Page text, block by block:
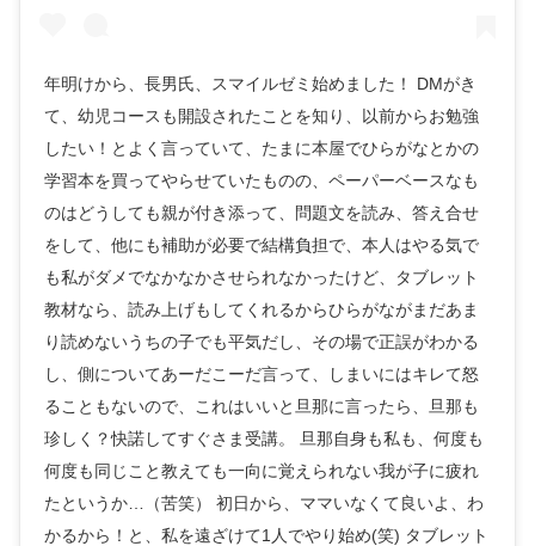
年明けから、長男氏、スマイルゼミ始めました！ DMがき
て、幼児コースも開設されたことを知り、以前からお勉強
したい！とよく言っていて、たまに本屋でひらがなとかの
学習本を買ってやらせていたものの、ペーパーベースなも
のはどうしても親が付き添って、問題文を読み、答え合せ
をして、他にも補助が必要で結構負担で、本人はやる気で
も私がダメでなかなかさせられなかったけど、タブレット
教材なら、読み上げもしてくれるからひらがながまだあま
り読めないうちの子でも平気だし、その場で正誤がわかる
し、側についてあーだこーだ言って、しまいにはキレて怒
ることもないので、これはいいと旦那に言ったら、旦那も
珍しく？快諾してすぐさま受講。 旦那自身も私も、何度も
何度も同じこと教えても一向に覚えられない我が子に疲れ
たというか…（苦笑） 初日から、ママいなくて良いよ、わ
かるから！と、私を遠ざけて1人でやり始め(笑) タブレット